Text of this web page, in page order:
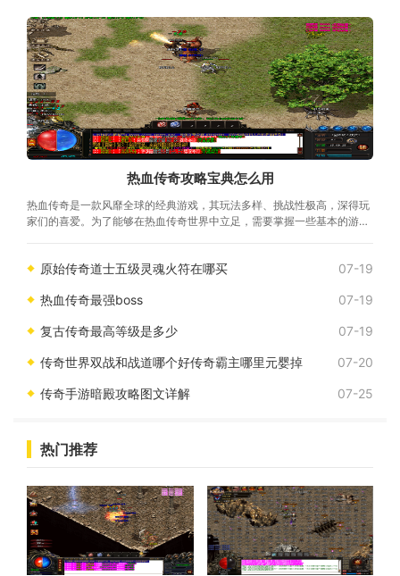
热血传奇攻略宝典怎么用
热血传奇是一款风靡全球的经典游戏，其玩法多样、挑战性极高，深得玩
家们的喜爱。为了能够在热血传奇世界中立足，需要掌握一些基本的游戏
原始传奇道士五级灵魂火符在哪买 07-19
热血传奇最强boss 07-19
复古传奇最高等级是多少 07-19
传奇世界双战和战道哪个好传奇霸主哪里元婴掉 07-20
传奇手游暗殿攻略图文详解 07-25
热门推荐